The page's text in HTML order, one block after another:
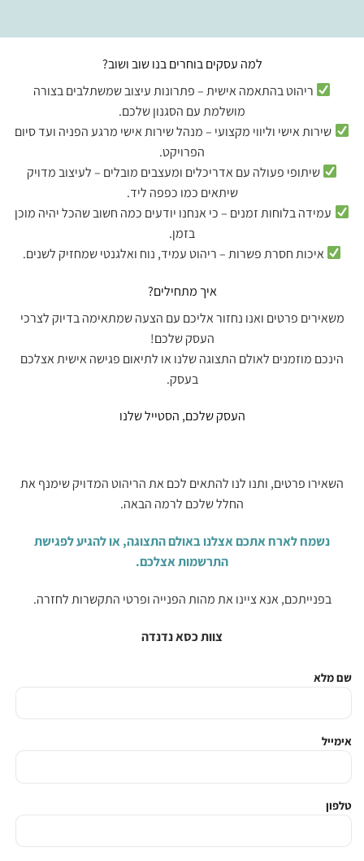
למה עסקים בוחרים בנו שוב ושוב?
ריהוט בהתאמה אישית – פתרונות עיצוב שמשתלבים בצורה
מושלמת עם הסגנון שלכם.
שירות אישי וליווי מקצועי – מנהל שירות אישי מרגע הפניה ועד סיום
הפרויקט.
שיתופי פעולה עם אדריכלים ומעצבים מובלים – לעיצוב מדויק
שיתאים כמו כפפה ליד.
עמידה בלוחות זמנים – כי אנחנו יודעים כמה חשוב שהכל יהיה מוכן
בזמן.
איכות חסרת פשרות – ריהוט עמיד, נוח ואלגנטי שמחזיק לשנים.
איך מתחילים?
משאירים פרטים ואנו נחזור אליכם עם הצעה שמתאימה בדיוק לצרכי
העסק שלכם!
הינכם מוזמנים לאולם התצוגה שלנו או לתיאום פגישה אישית אצלכם
בעסק.
העסק שלכם, הסטייל שלנו
השאירו פרטים, ותנו לנו להתאים לכם את הריהוט המדויק שימנף את
החלל שלכם לרמה הבאה.
נשמח לארח אתכם אצלנו באולם התצוגה, או להגיע לפגישת
התרשמות אצלכם.
בפנייתכם, אנא ציינו את מהות הפנייה ופרטי התקשרות לחזרה.
צוות כסא נדנדה
שם מלא
אימייל
טלפון